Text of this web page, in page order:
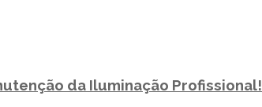
da Iluminação Profissional!